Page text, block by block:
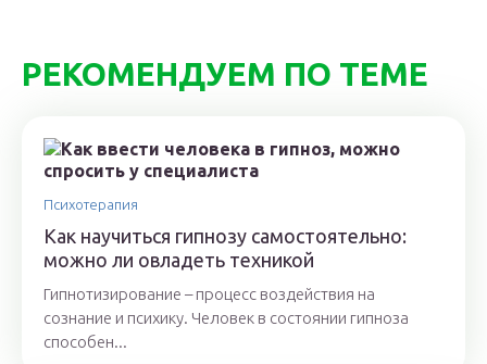
РЕКОМЕНДУЕМ ПО ТЕМЕ
Психотерапия
Как научиться гипнозу самостоятельно:
можно ли овладеть техникой
Гипнотизирование – процесс воздействия на
сознание и психику. Человек в состоянии гипноза
способен...